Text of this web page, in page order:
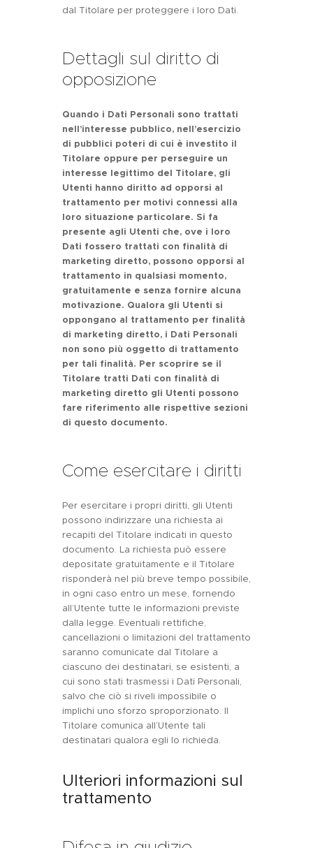
dal Titolare per proteggere i loro Dati.
Dettagli sul diritto di
opposizione
Quando i Dati Personali sono trattati
nell’interesse pubblico, nell’esercizio
di pubblici poteri di cui è investito il
Titolare oppure per perseguire un
interesse legittimo del Titolare, gli
Utenti hanno diritto ad opporsi al
trattamento per motivi connessi alla
loro situazione particolare. Si fa
presente agli Utenti che, ove i loro
Dati fossero trattati con finalità di
marketing diretto, possono opporsi al
trattamento in qualsiasi momento,
gratuitamente e senza fornire alcuna
motivazione. Qualora gli Utenti si
oppongano al trattamento per finalità
di marketing diretto, i Dati Personali
non sono più oggetto di trattamento
per tali finalità. Per scoprire se il
Titolare tratti Dati con finalità di
marketing diretto gli Utenti possono
fare riferimento alle rispettive sezioni
di questo documento.
Come esercitare i diritti
Per esercitare i propri diritti, gli Utenti
possono indirizzare una richiesta ai
recapiti del Titolare indicati in questo
documento. La richiesta può essere
depositate gratuitamente e il Titolare
risponderà nel più breve tempo possibile,
in ogni caso entro un mese, fornendo
all’Utente tutte le informazioni previste
dalla legge. Eventuali rettifiche,
cancellazioni o limitazioni del trattamento
saranno comunicate dal Titolare a
ciascuno dei destinatari, se esistenti, a
cui sono stati trasmessi i Dati Personali,
salvo che ciò si riveli impossibile o
implichi uno sforzo sproporzionato. Il
Titolare comunica all’Utente tali
destinatari qualora egli lo richieda.
Ulteriori informazioni sul
trattamento